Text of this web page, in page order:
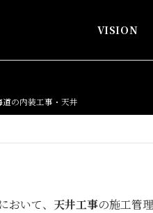
VISION
道の内装工事・天井
において、 天井工事の施工管